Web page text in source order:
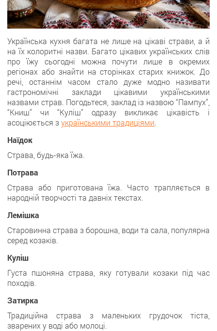
Українська кухня багата не лише на цікаві страви, а й
на їх колоритні назви. Багато цікавих українських слів
про їжу сьогодні можна почути лише в окремих
регіонах або знайти на сторінках старих книжок. До
речі, останнім часом стало дуже модно називати
гастрономічні заклади цікавими українськими
назвами страв. Погодьтеся, заклад із назвою “Пампух”,
“Книш” чи “Куліш” одразу викликає цікавість і
асоціюється зукраїнськими традиціями.
Наїдок
Страва, будь-яка їжа.
Потрава
Страва або приготована їжа. Часто трапляється в
народній творчості та давніх текстах.
Лемішка
Старовинна страва з борошна, води та сала, популярна
серед козаків.
Куліш
Густа пшоняна страва, яку готували козаки під час
походів.
Затирка
Традиційна страва з маленьких грудочок тіста,
зварених у воді або молоці.